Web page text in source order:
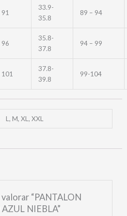
33.9-
35.8
89 – 94
96
35.8-
37.8
94 – 99
37.8-
39.8
99-104
L, M, XL, XXL
“PANTALON
NIEBLA”